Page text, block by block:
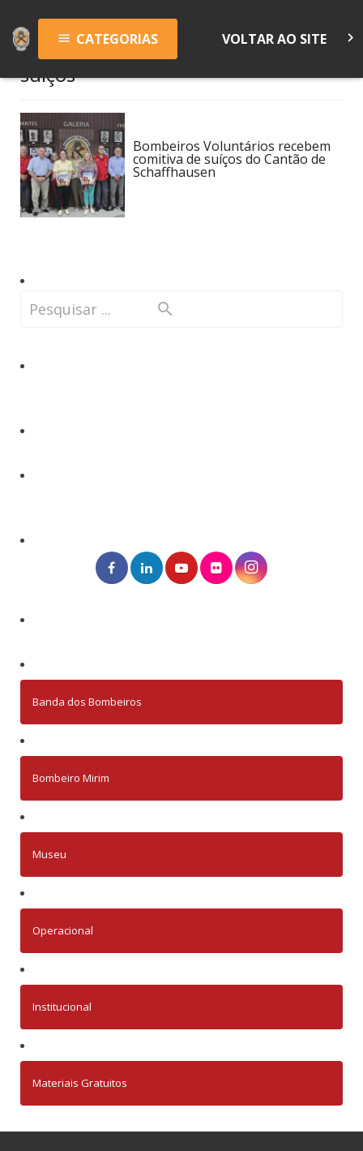
menu CATEGORIAS VOLTAR AO SITE keyboard_arrow_right
suíços
Bombeiros Voluntários recebem
comitiva de suíços do Cantão de
Schaffhausen
Banda dos Bombeiros
Bombeiro Mirim
Museu
Operacional
Institucional
Materiais Gratuitos